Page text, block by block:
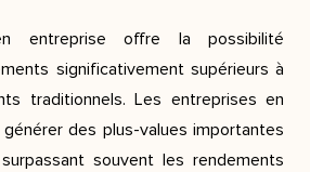
en entreprise offre la possibilité
significativement supérieurs à
traditionnels. Les entreprises en
des plus-values importantes
souvent les rendements